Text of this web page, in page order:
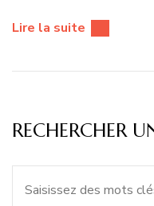
Lire la suite
RECHERCHER